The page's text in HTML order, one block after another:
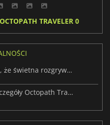
TRAVELER 0
Octopath Traveler 0 pokazuje, że świetna rozgrywka wciąż wygrywa w 2025 r.
Square Enix ujawnia nowe szczegóły Octopath Traveler 0